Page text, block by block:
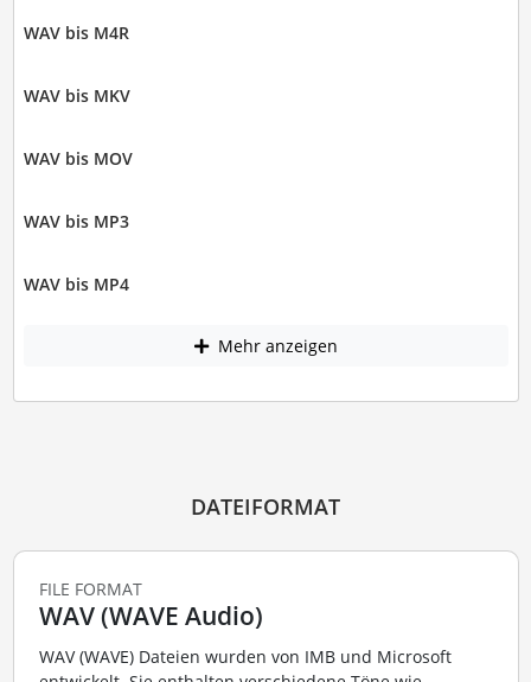
WAV bis M4R
WAV bis MKV
WAV bis MOV
WAV bis MP3
WAV bis MP4
Mehr anzeigen
DATEIFORMAT
FILE FORMAT
WAV (WAVE Audio)
WAV (WAVE) Dateien wurden von IMB und Microsoft